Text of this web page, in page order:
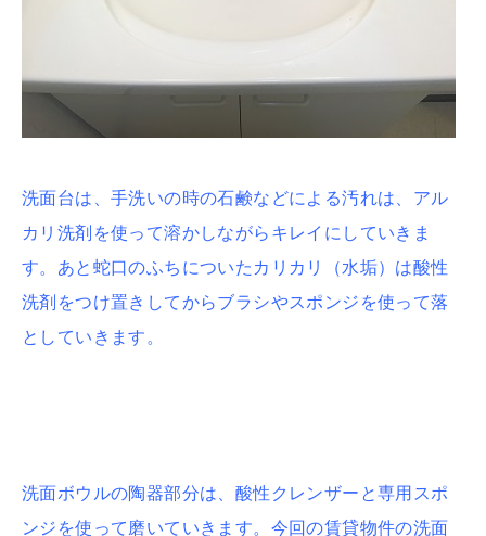
洗面台は、手洗いの時の石鹸などによる汚れは、アル
カリ洗剤を使って溶かしながらキレイにしていきま
す。あと蛇口のふちについたカリカリ（水垢）は酸性
洗剤をつけ置きしてからブラシやスポンジを使って落
としていきます。
洗面ボウルの陶器部分は、酸性クレンザーと専用スポ
ンジを使って磨いていきます。今回の賃貸物件の洗面